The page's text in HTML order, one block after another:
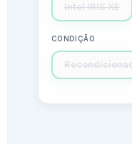
Intel IRIS XE
CONDIÇÃO